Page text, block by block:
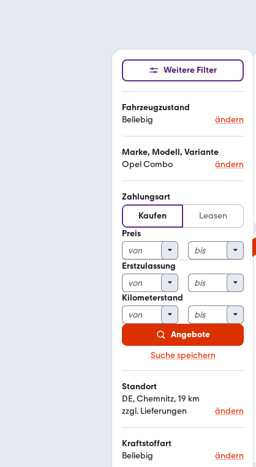
Weitere Filter
Fahrzeugzustand
Beliebig
ändern
Marke, Modell, Variante
Opel Combo
ändern
Zahlungsart
Kaufen
Leasen
Preis
Erstzulassung
Kilometerstand
Angebote
Suche speichern
Standort
DE, Chemnitz, 19 km
zzgl. Lieferungen
ändern
Kraftstoffart
Beliebig
ändern